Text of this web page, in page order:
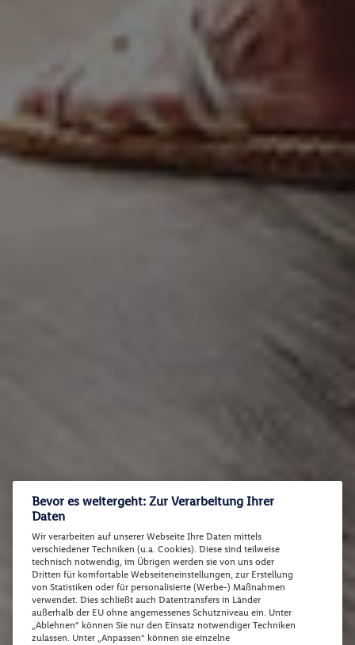
Bevor es weitergeht: Zur Verarbeitung Ihrer
Daten
Wir verarbeiten auf unserer Webseite Ihre Daten mittels
verschiedener Techniken (u.a. Cookies). Diese sind teilweise
technisch notwendig, im Übrigen werden sie von uns oder
Dritten für komfortable Webseiteneinstellungen, zur Erstellung
von Statistiken oder für personalisierte (Werbe-) Maßnahmen
verwendet. Dies schließt auch Datentransfers in Länder
außerhalb der EU ohne angemessenes Schutzniveau ein. Unter
„Ablehnen“ können Sie nur den Einsatz notwendiger Techniken
zulassen. Unter „Anpassen“ können sie einzelne